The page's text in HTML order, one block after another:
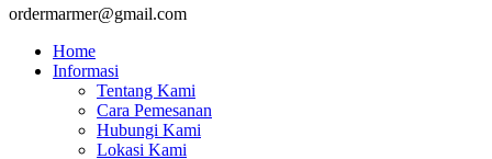
ordermarmer@gmail.com
Home
Informasi
Tentang Kami
Cara Pemesanan
Hubungi Kami
Lokasi Kami